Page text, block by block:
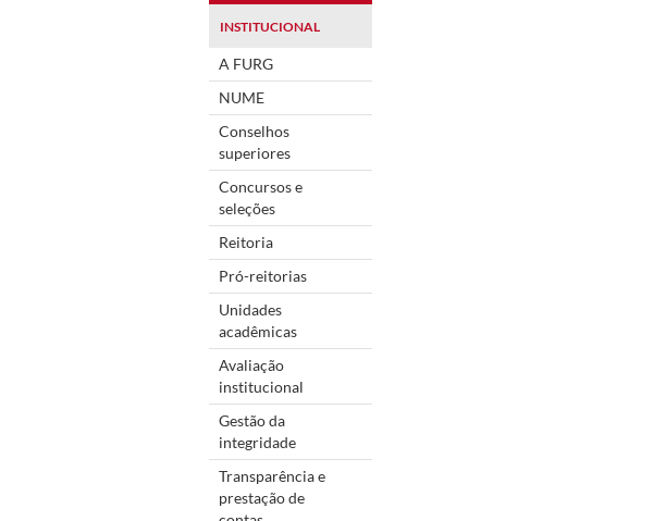
INSTITUCIONAL
A FURG
NUME
Conselhos
superiores
Concursos e
seleções
Reitoria
Pró-reitorias
Unidades
acadêmicas
Avaliação
institucional
Gestão da
integridade
Transparência e
prestação de